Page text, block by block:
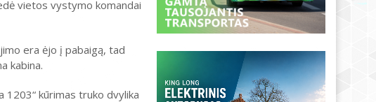
vietos vystymo komandai
era ėjo į pabaigą, tad
kabina.
kūrimas truko dvylika